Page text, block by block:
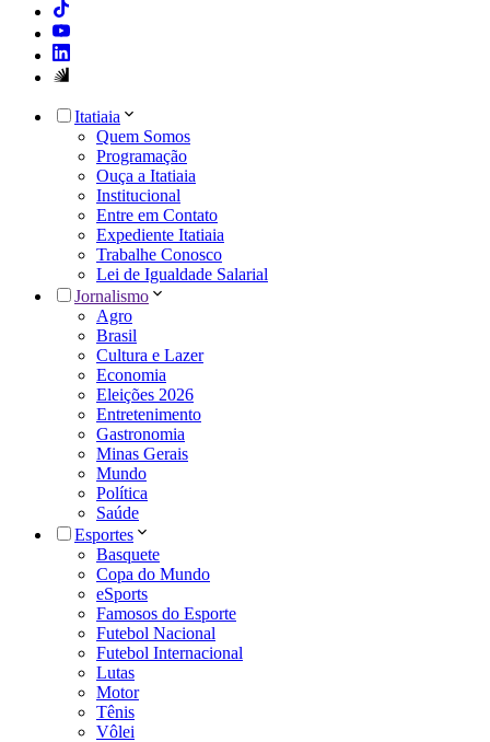
Itatiaia
Quem Somos
Programação
Ouça a Itatiaia
Institucional
Entre em Contato
Expediente Itatiaia
Trabalhe Conosco
Lei de Igualdade Salarial
Jornalismo
Agro
Brasil
Cultura e Lazer
Economia
Eleições 2026
Entretenimento
Gastronomia
Minas Gerais
Mundo
Política
Saúde
Esportes
Basquete
Copa do Mundo
eSports
Famosos do Esporte
Futebol Nacional
Futebol Internacional
Lutas
Motor
Tênis
Vôlei